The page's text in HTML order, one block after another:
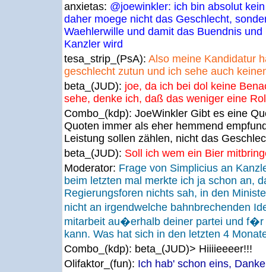
anxietas: @joewinkler: ich bin absolut
daher moege nicht das Geschlecht,
Waehlerwille und damit das Buendnis
Kanzler wird
tesa_strip_(PsA): Also meine Kandidatur
geschlecht zutun und ich sehe auch
beta_(JUD): joe, da ich bei dol keine
sehe, denke ich, daß das weniger eine
Combo_(kdp): JoeWinkler Gibt es eine
Quoten immer als eher hemmend
Leistung sollen zählen, nicht das
beta_(JUD): Soll ich wem ein Bier
Moderator: Frage von Simplicius an
beim letzten mal merkte ich ja schon an,
Regierungsforen nichts sah, in den
nicht an irgendwelche bahnbrechenden
mitarbeit au�erhalb deiner partei und f�r
kann. Was hat sich in den letzten 4
Combo_(kdp): beta_(JUD)> Hiiiieeeer!!!
Olifaktor_(fun): Ich hab' schon eins,